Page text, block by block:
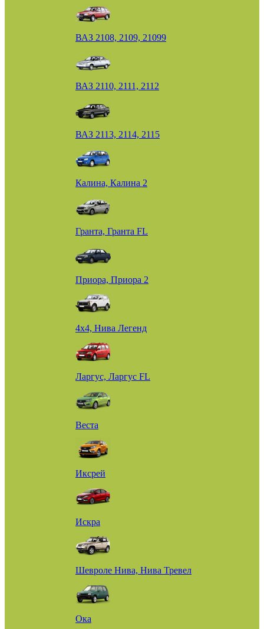
ВАЗ 2108, 2109, 21099
ВАЗ 2110, 2111, 2112
ВАЗ 2113, 2114, 2115
Калина, Калина 2
Гранта, Гранта FL
Приора, Приора 2
4х4, Нива Легенд
Ларгус, Ларгус FL
Веста
Иксрей
Искра
Шевроле Нива, Нива Тревел
Ока